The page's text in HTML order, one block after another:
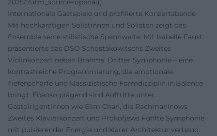
2025/?utm_source=openai))
Internationale Gastspiele und profilierte Konzertabende
Mit hochkarätigen Solistinnen und Solisten zeigt das
Ensemble seine stilistische Spannweite. Mit Isabelle Faust
präsentierte das DSO Schostakowitschs Zweites
Violinkonzert neben Brahms’ Dritter Symphonie – eine
kontrastreiche Programmierung, die emotionale
Tiefenschärfe und klassizistische Formdisziplin in Balance
bringt. Ebenso prägend sind Auftritte unter
Gastdirigentinnen wie Elim Chan, die Rachmaninows
Zweites Klavierkonzert und Prokofjews Fünfte Symphonie
mit pulsierender Energie und klarer Architektur verband.